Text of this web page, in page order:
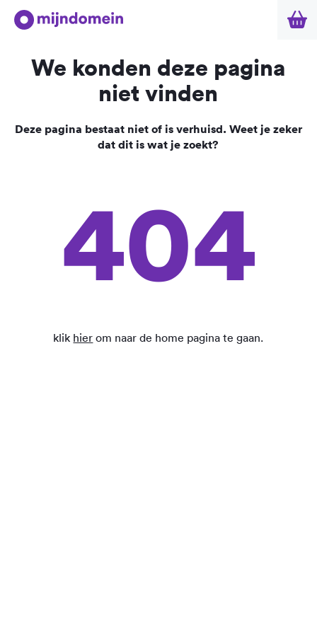
We konden deze pagina
niet vinden
Deze pagina bestaat niet of is verhuisd. Weet je zeker
dat dit is wat je zoekt?
404
klik hier om naar de home pagina te gaan.